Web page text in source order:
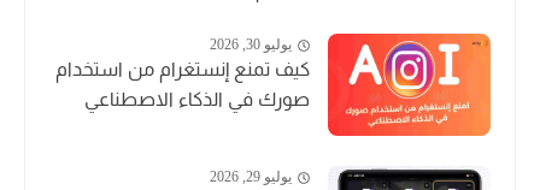
يوليو 30, 2026
كيف تمنع إنستغرام من استخدام
صورك في الذكاء الاصطناعي
يوليو 29, 2026